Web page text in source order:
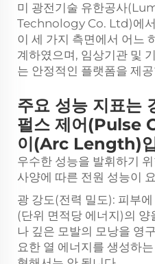
미 광전기술 유한공사
Technology Co. Ltd)에
이 세 가지 측면에서 어느
계하였으며, 임상기관 및
는 안정적인 플랫폼을 제
주요 성능 지표
펄스 제어(Pulse
이(Arc Length)
우수한 성능을 발휘하기
사양에 따른 전원 성능이
광 강도(전력 밀도): 피부
(단위 면적당 에너지)의 양
나 깊은 모발의 모낭을 영
요한 열 에너지를 생성하